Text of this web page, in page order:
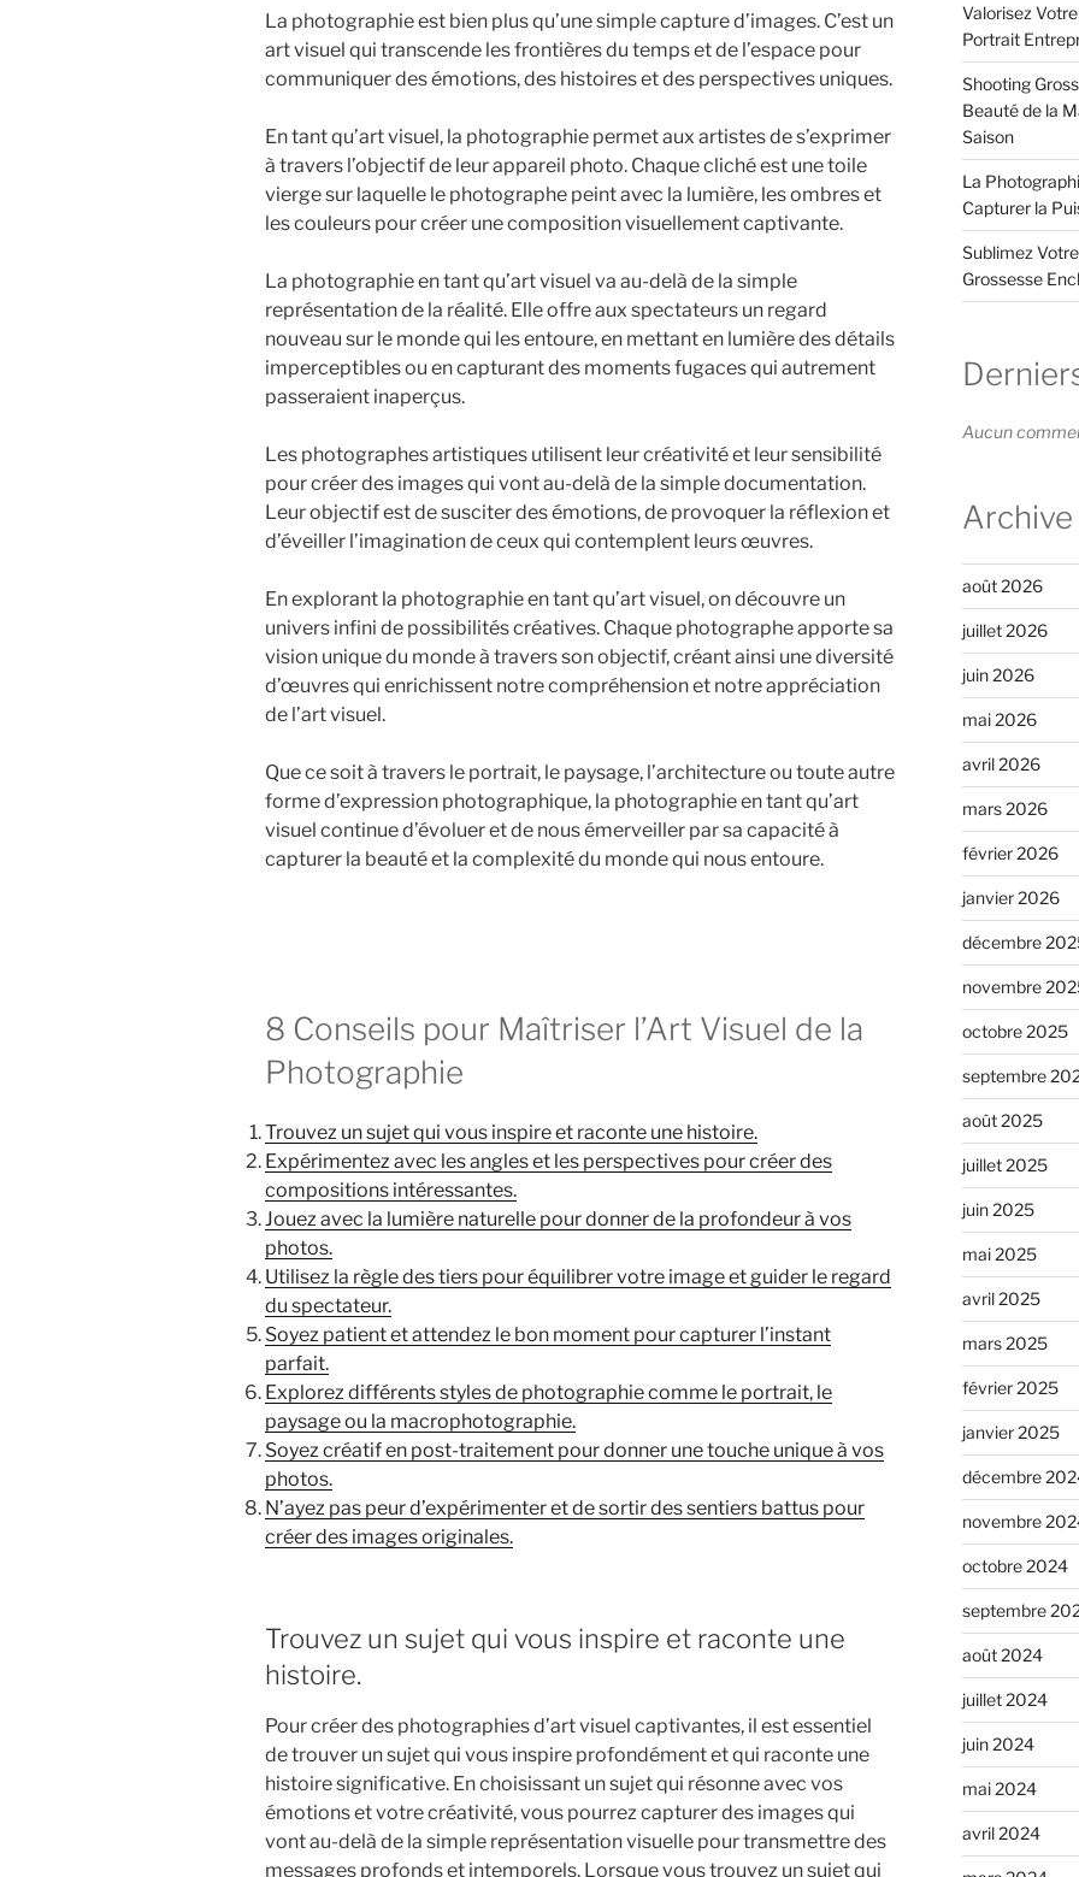
La photographie est bien plus qu’une simple capture d’images. C’est un
art visuel qui transcende les frontières du temps et de l’espace pour
communiquer des émotions, des histoires et des perspectives uniques.
En tant qu’art visuel, la photographie permet aux artistes de s’exprimer
à travers l’objectif de leur appareil photo. Chaque cliché est une toile
vierge sur laquelle le photographe peint avec la lumière, les ombres et
les couleurs pour créer une composition visuellement captivante.
La photographie en tant qu’art visuel va au-delà de la simple
représentation de la réalité. Elle offre aux spectateurs un regard
nouveau sur le monde qui les entoure, en mettant en lumière des détails
imperceptibles ou en capturant des moments fugaces qui autrement
passeraient inaperçus.
Les photographes artistiques utilisent leur créativité et leur sensibilité
pour créer des images qui vont au-delà de la simple documentation.
Leur objectif est de susciter des émotions, de provoquer la réflexion et
d’éveiller l’imagination de ceux qui contemplent leurs œuvres.
En explorant la photographie en tant qu’art visuel, on découvre un
univers infini de possibilités créatives. Chaque photographe apporte sa
vision unique du monde à travers son objectif, créant ainsi une diversité
d’œuvres qui enrichissent notre compréhension et notre appréciation
de l’art visuel.
Que ce soit à travers le portrait, le paysage, l’architecture ou toute autre
forme d’expression photographique, la photographie en tant qu’art
visuel continue d’évoluer et de nous émerveiller par sa capacité à
capturer la beauté et la complexité du monde qui nous entoure.
8 Conseils pour Maîtriser l’Art Visuel de la
Photographie
Trouvez un sujet qui vous inspire et raconte une histoire.
Expérimentez avec les angles et les perspectives pour créer des
compositions intéressantes.
Jouez avec la lumière naturelle pour donner de la profondeur à vos
photos.
Utilisez la règle des tiers pour équilibrer votre image et guider le regard
du spectateur.
Soyez patient et attendez le bon moment pour capturer l’instant
parfait.
Explorez différents styles de photographie comme le portrait, le
paysage ou la macrophotographie.
Soyez créatif en post-traitement pour donner une touche unique à vos
photos.
N’ayez pas peur d’expérimenter et de sortir des sentiers battus pour
créer des images originales.
Trouvez un sujet qui vous inspire et raconte une
histoire.
Pour créer des photographies d’art visuel captivantes, il est essentiel
de trouver un sujet qui vous inspire profondément et qui raconte une
histoire significative. En choisissant un sujet qui résonne avec vos
émotions et votre créativité, vous pourrez capturer des images qui
vont au-delà de la simple représentation visuelle pour transmettre des
messages profonds et intemporels. Lorsque vous trouvez un sujet qui
Valorisez
Portrait
Shooting
Beauté de la
Saison
La
Capturer la
Sublimez
Grossesse
Aucun
Archive
août 2026
juillet 2026
juin 2026
mai 2026
avril 2026
mars 2026
février 2026
janvier 2026
décembre
novembre
octobre 2025
septembre
août 2025
juillet 2025
juin 2025
mai 2025
avril 2025
mars 2025
février 2025
janvier 2025
décembre
novembre
octobre 2024
septembre
août 2024
juillet 2024
juin 2024
mai 2024
avril 2024